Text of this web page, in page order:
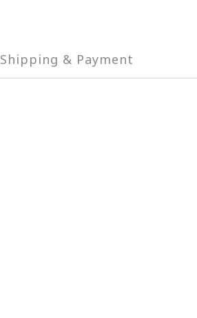
Shipping & Payment